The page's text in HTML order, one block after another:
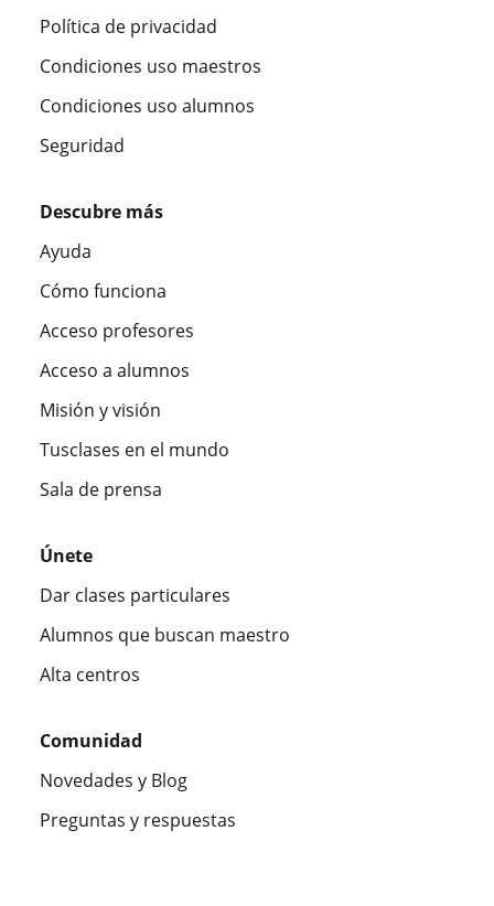
Política de privacidad
Condiciones uso maestros
Condiciones uso alumnos
Seguridad
Descubre más
Ayuda
Cómo funciona
Acceso profesores
Acceso a alumnos
Misión y visión
Tusclases en el mundo
Sala de prensa
Únete
Dar clases particulares
Alumnos que buscan maestro
Alta centros
Comunidad
Novedades y Blog
Preguntas y respuestas